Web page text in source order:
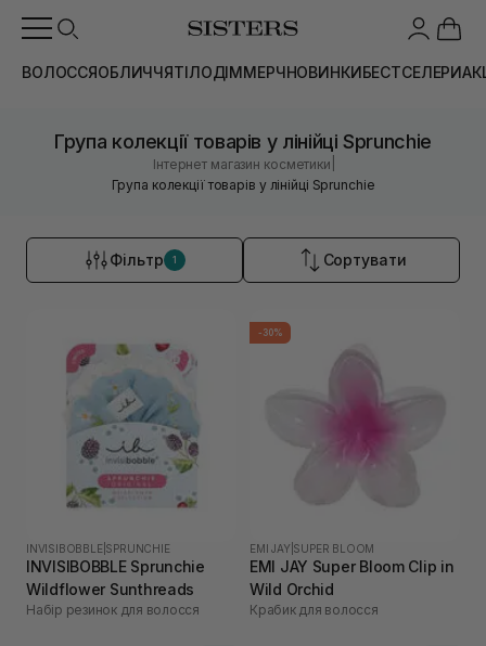
ВОЛОССЯОБЛИЧЧЯТІЛОДІММЕРЧНОВИНКИБЕСТСЕЛЕРИ
Група колекції товарів у лінійці Sprunchie
Інтернет магазин косметики
Група колекції товарів у лінійці Sprunchie
Фільтр 1 Сортувати
INVISIBOBBLE SPRUNCHIE
INVISIBOBBLE Sprunchie
Wildflower Sunthreads
Набір резинок для волосся
-30%
EMI JAY SUPER BLOOM
EMI JAY Super Bloom Clip in
Wild Orchid
Крабик для волосся